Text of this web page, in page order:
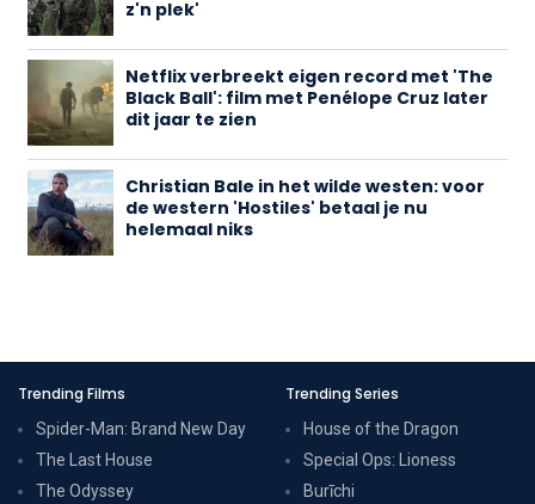
z'n plek'
Netflix verbreekt eigen record met 'The
Black Ball': film met Penélope Cruz later
dit jaar te zien
Christian Bale in het wilde westen: voor
de western 'Hostiles' betaal je nu
helemaal niks
Trending Films
Spider-Man: Brand New Day
The Last House
The Odyssey
Trending Series
House of the Dragon
Special Ops: Lioness
Burīchi